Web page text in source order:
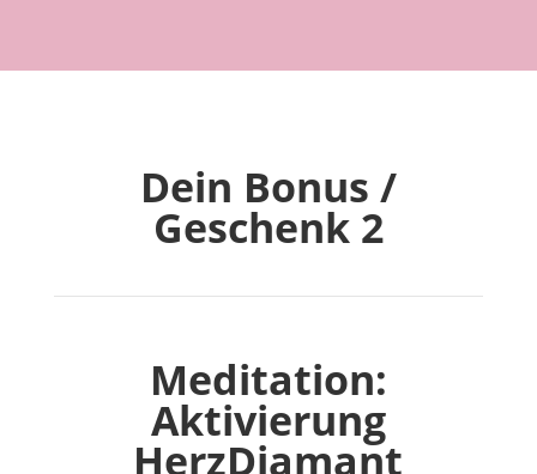
Dein Bonus /
Geschenk 2
Meditation:
Aktivierung
HerzDiamant